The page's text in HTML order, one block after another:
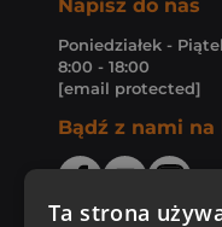
Napisz do nas
Poniedziałek -
8:00 - 18:00
[email protected]
Bądź z nami na
Ta strona